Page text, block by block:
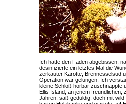
Ich hatte den Faden abgebissen,
desinfizierte ein letztes Mal die
zerkauter Karotte, Brennesselsud
Operation war gelungen. Ich
kleine Schloß hörbar zuschnappte
Ellis Island, an jenem
Jahren, saß geduldig, doch mit